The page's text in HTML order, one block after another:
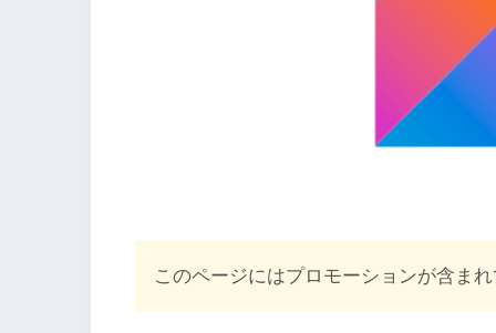
このページにはプロモーションが含ま